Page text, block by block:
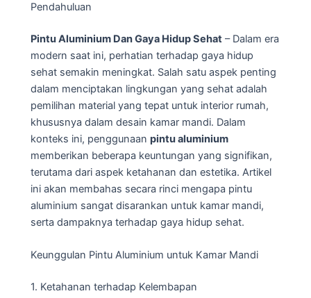
Pendahuluan
Pintu Aluminium Dan Gaya Hidup Sehat – Dalam era
modern saat ini, perhatian terhadap gaya hidup
sehat semakin meningkat. Salah satu aspek penting
dalam menciptakan lingkungan yang sehat adalah
pemilihan material yang tepat untuk interior rumah,
khususnya dalam desain kamar mandi. Dalam
konteks ini, penggunaan pintu aluminium
memberikan beberapa keuntungan yang signifikan,
terutama dari aspek ketahanan dan estetika. Artikel
ini akan membahas secara rinci mengapa pintu
aluminium sangat disarankan untuk kamar mandi,
serta dampaknya terhadap gaya hidup sehat.
Keunggulan Pintu Aluminium untuk Kamar Mandi
1. Ketahanan terhadap Kelembapan